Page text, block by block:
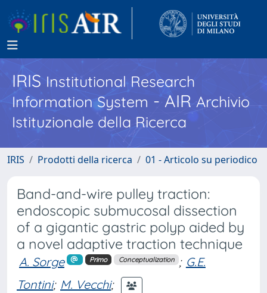
IRISInstitutional Research
Information System - AIR Archivio
Istituzionale della Ricerca
IRIS Prodotti della ricerca 01 - Articolo su periodico
Band-and-wire pulley traction:
endoscopic submucosal dissection
of a gigantic gastric polyp aided by
a novel adaptive traction technique
A. Sorge Primo Conceptualization ; G.E.
Tontini; M. Vecchi;